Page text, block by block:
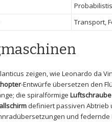
Transport,
zeigen, wie ⁢Leonardo da
-Entwürfe übersetzen⁤ den
die ⁣spiralförmige Luftschraube
‌definiert passiven Abtrieb
und